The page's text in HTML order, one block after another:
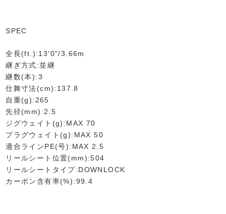
SPEC
全長(ft.):13'0"/3.66m
継ぎ方式:並継
継数(本):3
仕舞寸法(cm):137.8
自重(g):265
先径(mm):2.5
ジグウェイト(g):MAX 70
プラグウェイト(g):MAX 50
適合ラインPE(号):MAX 2.5
リールシート位置(mm):504
リールシートタイプ:DOWNLOCK
カーボン含有率(%):99.4